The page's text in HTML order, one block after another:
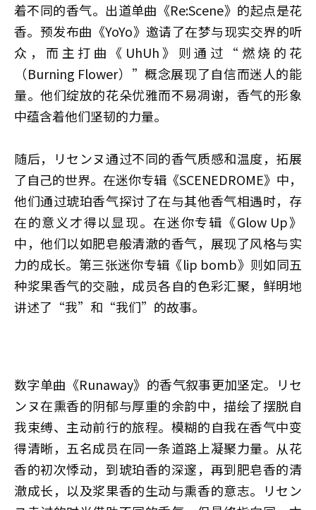
着不同的香气。出道单曲《Re:Scene》的起点是花
香。预发布曲《YoYo》邀请了在梦与现实交界的听
众，而主打曲《UhUh》则通过“燃烧的花
（Burning Flower）”概念展现了自信而迷人的能
量。他们绽放的花朵优雅而不易凋谢，香气的形象
中蕴含着他们坚韧的力量。
随后，リセンヌ通过不同的香气质感和温度，拓展
了自己的世界。在迷你专辑《SCENEDROME》中，
他们通过琥珀香气探讨了在与其他香气相遇时，存
在的意义才得以显现。在迷你专辑《Glow Up》
中，他们以如肥皂般清澈的香气，展现了风格与实
力的成长。第三张迷你专辑《lip bomb》则如同五
种浆果香气的交融，成员各自的色彩汇聚，鲜明地
讲述了“我”和“我们”的故事。
数字单曲《Runaway》的香气叙事更加坚定。リセ
ンヌ在熏香的阴郁与厚重的余韵中，描绘了摆脱自
我束缚、主动前行的旅程。模糊的自我在香气中变
得清晰，五名成员在同一条道路上凝聚力量。从花
香的初次悸动，到琥珀香的深邃，再到肥皂香的清
澈成长，以及浆果香的生动与熏香的意志。リセン